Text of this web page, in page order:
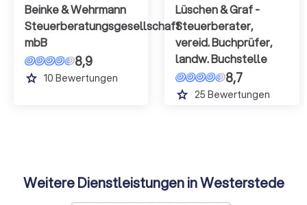
Beinke & Wehrmann
Steuerberatungsgesellschaft
mbB
8,9
grade 10 Bewertungen
Lüschen & Graf -
Steuerberater,
vereid. Buchprüfer,
landw. Buchstelle
8,7
grade 25 Bewertungen
Weitere Dienstleistungen in Westerstede